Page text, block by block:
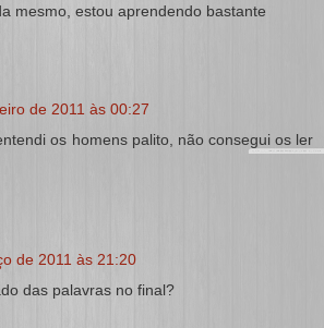
mesmo, estou aprendendo bastante
de 2011 às 00:27
os homens palito, não consegui os ler
de 2011 às 21:20
das palavras no final?